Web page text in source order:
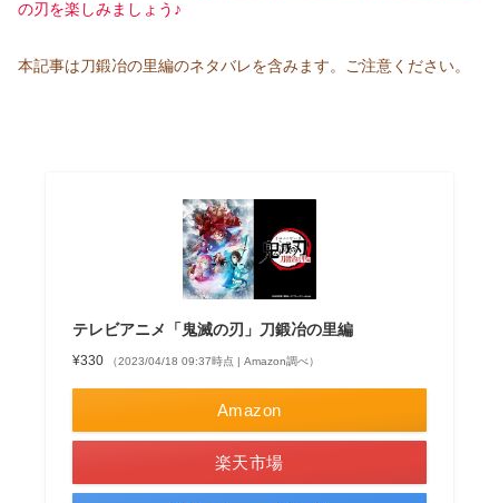
の刃を楽しみましょう♪
本記事は刀鍛冶の里編のネタバレを含みます。ご注意ください。
テレビアニメ「鬼滅の刃」刀鍛冶の里編
¥330 （2023/04/18 09:37時点 | Amazon調べ）
Amazon
楽天市場